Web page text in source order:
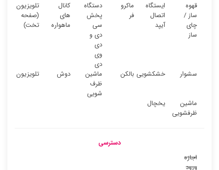
قهوه
ساز /
چای
ساز
ایستگاه
اتصال
آیپد
ماکرو
فر
دستگاه
پخش
سی
دی و
دی
وی
دی
کانال
های
ماهواره
تلویزیون
(صفحه
تخت)
سشوار خشکشویی بالکن
ماشین
ظرف
شویی
دوش تلویزیون
ماشین
ظرفشویی
یخچال
دسترسی
اجازه
ورود